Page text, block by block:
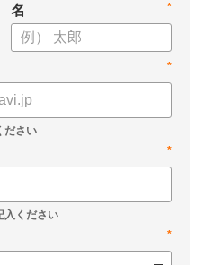
*
名
*
*
*